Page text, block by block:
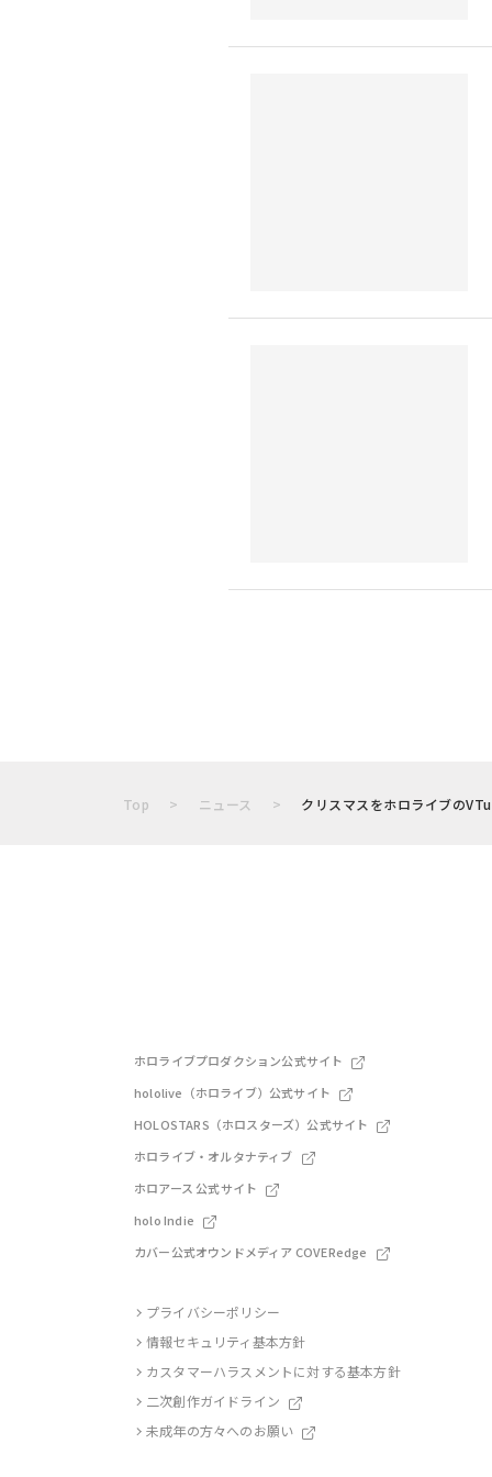
Top ニュース クリスマスをホロライブの
ホロライブプロダクション公式サイト
hololive（ホロライブ）公式サイト
HOLOSTARS（ホロスターズ）公式サイト
ホロライブ・オルタナティブ
ホロアース 公式サイト
holo Indie
カバー公式オウンドメディア COVERedge
プライバシーポリシー
情報セキュリティ基本方針
カスタマーハラスメントに対する基本方針
二次創作ガイドライン
未成年の方々へのお願い